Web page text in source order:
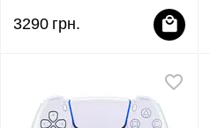
3290 грн.